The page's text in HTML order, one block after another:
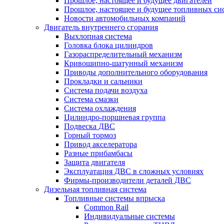
Прошлое, настоящее и будущее топливных
Новости автомобильных компаний
Двигатель внутреннего сгорания
Выхлопная система
Головка блока цилиндров
Газораспределительный механизм
Кривошипно-шатунный механизм
Приводы дополнительного оборудования
Прокладки и сальники
Система подачи воздуха
Система смазки
Система охлаждения
Цилиндро-поршневая группа
Подвеска ДВС
Горный тормоз
Привод акселератора
Разные прибамбасы
Защита двигателя
Эксплуатация ДВС в сложных условиях
Фирмы-производители деталей ДВС
Дизельная топливная система
Топливные системы впрыска
Common Rail
Индивидуальные системы